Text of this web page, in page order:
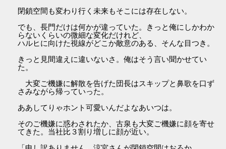
閉鎖空間も変わり行く未来もそこには存在しない。
でも、長門だけは何かが違っていた。きっと俺にしかわか
らないくらいの微細な変化だけれど、
ハルヒに向けた視線がどこか敵意のある、そんな目つき。
きっと見間違えに違いないさ。俺はそう言い聞かせてい
た。
大変ご機嫌に解散を告げた団長はスキップと鼻歌を口ず
さみながら帰っていった。
ああしてりゃホント可愛いんだよなあいつは。
そのご機嫌に惑わされたか、古泉も大変ご機嫌に顔を寄せ
てきた。当社比３割り増しに顔が近い。